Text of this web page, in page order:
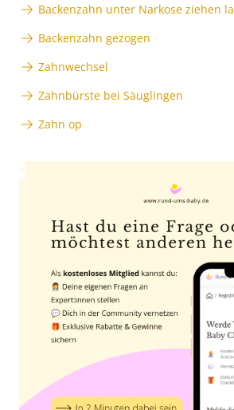
Backenzahn unter Narkose ziehen
Backenzahn gezogen
Zahnwechsel
Zahnbürste bei Säuglingen
Zahn op